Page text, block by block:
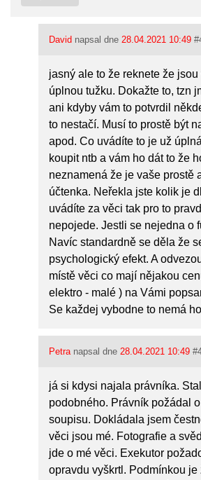
David napsal dne28.04.2021 10:49
jasný ale to že reknete že
úplnou tužku. Dokažte to, tzn
ani kdyby vám to potvrdil
to nestačí. Musí to prostě být
apod. Co uvádíte to je už
koupit ntb a vám ho dát to že
neznamená že je vaše prostě
účtenka. Neřekla jste kolik je
uvádíte za věci tak pro to
nepojede. Jestli se nejedna o
Navíc standardně se děla že
psychologický efekt. A
místě věci co mají nějakou
elektro - malé ) na Vámi
Se každej vybodne to nemá
Petranapsal dne28.04.2021 10:49
já si kdysi najala právníka.
podobného. Právník požádal
soupisu. Dokládala jsem
věci jsou mé. Fotografie a
jde o mé věci. Exekutor
opravdu vyškrtl. Podmínkou je